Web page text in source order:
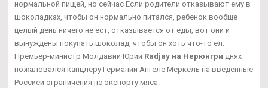
нормальной пищей, но сейчас Если родители отказывают ему в
шоколадках, чтобы он нормально питался, ребенок вообще
целый день ничего не ест, отказывается от еды, вот они и
вынуждены покупать шоколад, чтобы он хоть что-то ел.
Премьер-министр Молдавии Юрий Radjay на Нерюнгри днях
пожаловался канцлеру Германии Ангеле Меркель на введенные
Россией ограничения по экспорту мяса.